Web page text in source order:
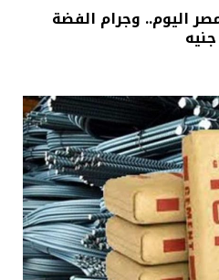
اليوم.. وجرام الفضة